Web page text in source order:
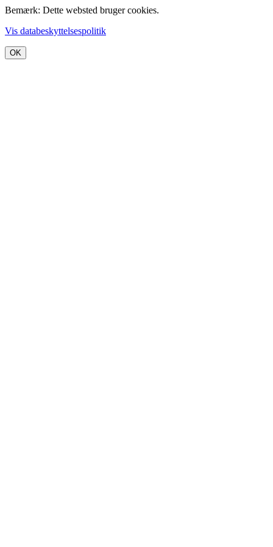
Bemærk: Dette websted bruger cookies.
Vis databeskyttelsespolitik
OK